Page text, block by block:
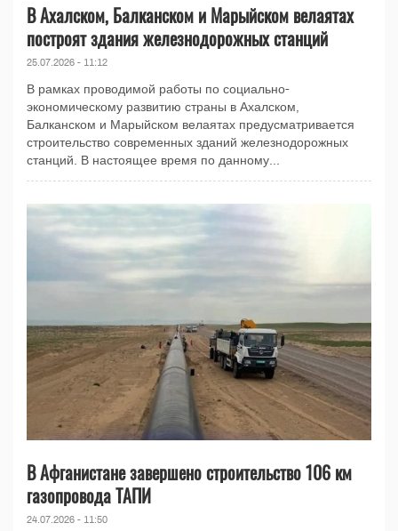
В Ахалском, Балканском и Марыйском велаятах
построят здания железнодорожных станций
25.07.2026 - 11:12
В рамках проводимой работы по социально-
экономическому развитию страны в Ахалском,
Балканском и Марыйском велаятах предусматривается
строительство современных зданий железнодорожных
станций. В настоящее время по данному...
В Афганистане завершено строительство 106 км
газопровода ТАПИ
24.07.2026 - 11:50